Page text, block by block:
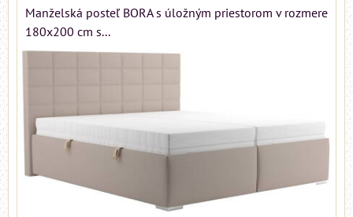
Manželská posteľ BORA s úložným priestorom v rozmere
180x200 cm s...